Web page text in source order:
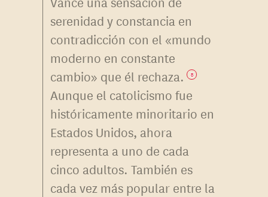
serenidad y constancia en
contradicción con el «mundo
moderno en constante
cambio» que él rechaza. 8
Aunque el catolicismo fue
históricamente minoritario en
Estados Unidos, ahora
representa a uno de cada
cinco adultos. También es
cada vez más popular entre la